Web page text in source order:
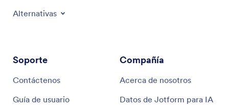
Alternativas
Soporte
Contáctenos
Guía de usuario
Compañía
Acerca de nosotros
Datos de Jotform para IA